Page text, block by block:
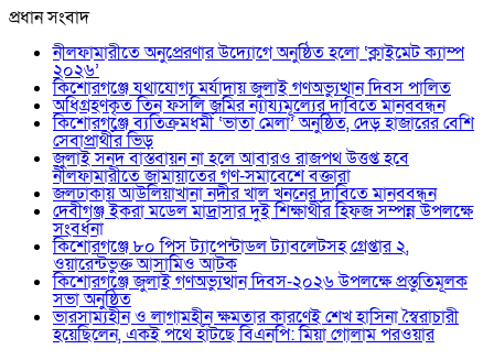
প্রধান সংবাদ
নীলফামারীতে অনুপ্রেরণার উদ্যোগে অনুষ্ঠিত হলো ‘ক্লাইমেট ক্যাম্প
২০২৬’
কিশোরগঞ্জে যথাযোগ্য মর্যাদায় জুলাই গণঅভ্যুত্থান দিবস পালিত
অধিগ্রহণকৃত তিন ফসলি জমির ন্যায্যমূল্যের দাবিতে মানববন্ধন
কিশোরগঞ্জে ব্যতিক্রমধর্মী ‘ভাতা মেলা’ অনুষ্ঠিত, দেড় হাজারের বেশি
সেবাপ্রার্থীর ভিড়
জুলাই সনদ বাস্তবায়ন না হলে আবারও রাজপথ উত্তপ্ত হবে
নীলফামারীতে জামায়াতের গণ-সমাবেশে বক্তারা
জলঢাকায় আউলিয়াখানা নদীর খাল খননের দাবিতে মানববন্ধন
দেবীগঞ্জ ইকরা মডেল মাদ্রাসার দুই শিক্ষার্থীর হিফজ সম্পন্ন উপলক্ষে
সংবর্ধনা
কিশোরগঞ্জে ৮০ পিস ট্যাপেন্টাডল ট্যাবলেটসহ গ্রেপ্তার ২,
ওয়ারেন্টভুক্ত আসামিও আটক
কিশোরগঞ্জে জুলাই গণঅভ্যুত্থান দিবস-২০২৬ উপলক্ষে প্রস্তুতিমূলক
সভা অনুষ্ঠিত
ভারসাম্যহীন ও লাগামহীন ক্ষমতার কারণেই শেখ হাসিনা স্বৈরাচারী
হয়েছিলেন, একই পথে হাঁটছে বিএনপি: মিয়া গোলাম পরওয়ার